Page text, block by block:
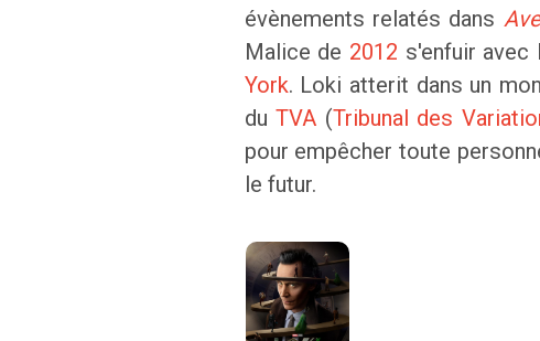
évènements relatés dans
Malice de 2012 s'enfuir avec
York. Loki atterit dans un
duTVA (Tribunal des
pour empêcher toute
le futur.